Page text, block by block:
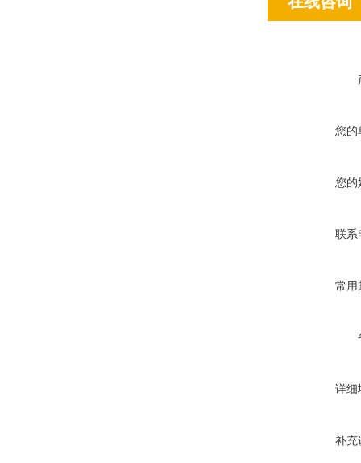
您的
您的
联系
常用
详细
补充